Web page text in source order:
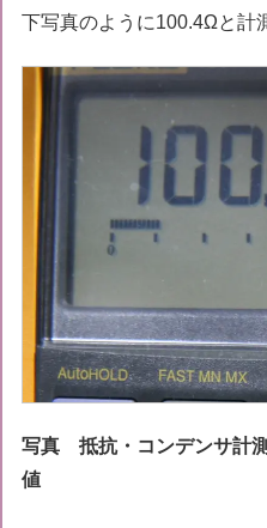
下写真のように100.4Ωと計
写真 抵抗・コンデンサ計
値